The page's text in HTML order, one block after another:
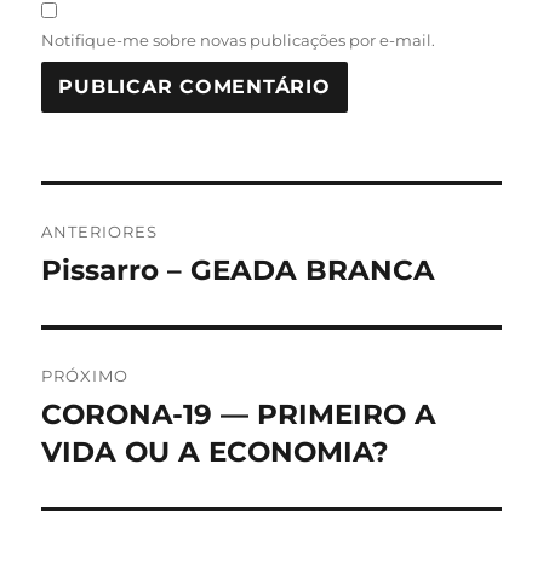
Notifique-me sobre novas publicações por e-mail.
de
ANTERIORES
Post
Pissarro – GEADA BRANCA
PRÓXIMO
Próximo
post:
CORONA-19 — PRIMEIRO A
VIDA OU A ECONOMIA?